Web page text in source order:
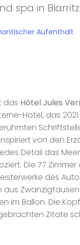
spa in Biarritz
Aufenthalt
das Hôtel Jules
Hotel, das
von den
Detail das
Die 77
des
im Ballon. Die
Zitate